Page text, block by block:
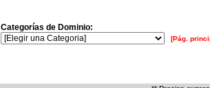
Categorías de Dominio:
[Pág.